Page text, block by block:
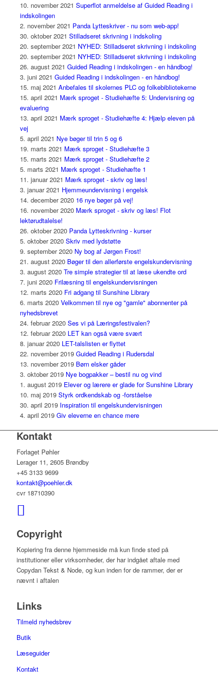
10. november 2021 Superflot anmeldelse af Guided Reading i
indskolingen
2. november 2021 Panda Lytteskriver - nu som web-app!
30. oktober 2021 Stilladseret skrivning i indskoling
20. september 2021 NYHED: Stilladseret skrivning i indskoling
20. september 2021 NYHED: Stilladseret skrivning i indskoling
26. august 2021 Guided Reading i indskolingen - en håndbog!
3. juni 2021 Guided Reading i indskolingen - en håndbog!
15. maj 2021 Anbefales til skolernes PLC og folkebibliotekerne
15. april 2021 Mærk sproget - Studiehæfte 5: Undervisning og
evaluering
13. april 2021 Mærk sproget - Studiehæfte 4: Hjælp eleven på
vej
5. april 2021 Nye bøger til trin 5 og 6
19. marts 2021 Mærk sproget - Studiehæfte 3
15. marts 2021 Mærk sproget - Studiehæfte 2
5. marts 2021 Mærk sproget - Studiehæfte 1
11. januar 2021 Mærk sproget - skriv og læs!
3. januar 2021 Hjemmeundervisning i engelsk
14. december 2020 16 nye bøger på vej!
16. november 2020 Mærk sproget - skriv og læs! Flot
lektørudtalelse!
26. oktober 2020 Panda Lytteskrivning - kurser
5. oktober 2020 Skriv med lydstøtte
9. september 2020 Ny bog af Jørgen Frost!
21. august 2020 Bøger til den allerførste engelskundervisning
3. august 2020 Tre simple strategier til at læse ukendte ord
7. juni 2020 Frilæsning til engelskundervisningen
12. marts 2020 Fri adgang til Sunshine Library
6. marts 2020 Velkommen til nye og "gamle" abonnenter på
nyhedsbrevet
24. februar 2020 Ses vi på Læringsfestivalen?
12. februar 2020 LET kan også være svært
8. januar 2020 LET-talslisten er flyttet
22. november 2019 Guided Reading i Rudersdal
13. november 2019 Børn elsker gåder
3. oktober 2019 Nye bogpakker – bestil nu og vind
1. august 2019 Elever og lærere er glade for Sunshine Library
10. maj 2019 Styrk ordkendskab og -forståelse
30. april 2019 Inspiration til engelskundervisningen
4. april 2019 Giv eleverne en chance mere
Kontakt
Forlaget Pøhler
Lerager 11, 2605 Brøndby
+45 3133 9699
kontakt@poehler.dk
cvr 18710390
Copyright
Kopiering fra denne hjemmeside må kun finde sted på
institutioner eller virksomheder, der har indgået aftale med
Copydan Tekst & Node, og kun inden for de rammer, der er
nævnt i aftalen
Links
Tilmeld nyhedsbrev
Butik
Læseguider
Kontakt